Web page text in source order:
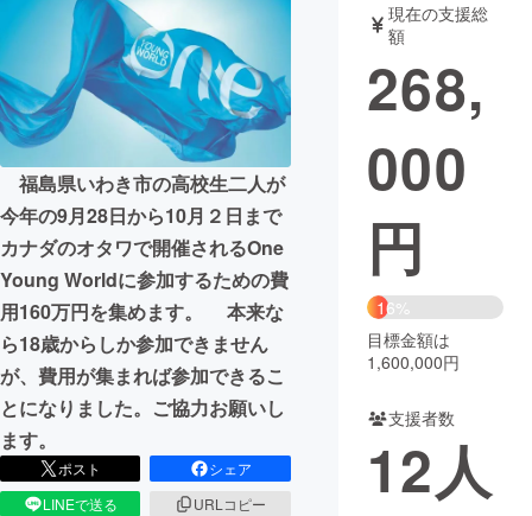
アート・写真
テクノロジー・ガジェット ゲーム・サ
映像・映画 書籍・雑誌
ビジネス・起業
まちづくり・地域活性化
CAMPFIRE for Social Good
CAMPFIREふるさと納税machi-ya コミュニティ
福島県いわき市の高校生二人が
今年の9月28日から10月２日まで
カナダのオタワで開催されるOne
Young Worldに参加するための費
用160万円を集めます。 本来な
ら18歳からしか参加できません
が、費用が集まれば参加できるこ
とになりました。ご協力お願いし
ます。
ポスト
シェア
LINEで送る
URLコピー
現在の支援総
額
268,
000
円
16%
目標金額は
1,600,000円
支援者数
12人